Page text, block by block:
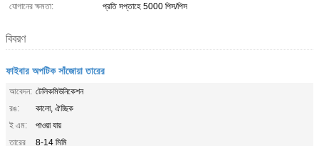
যোগানের ক্ষমতা:
প্রতি সপ্তাহে 5000 পিস/পিস
বিবরণ
ফাইবার অপটিক সাঁজোয়া তারের
আবেদন: টেলিকমিউনিকেশন
রঙ:
কালো, ঐচ্ছিক
ই এম:
পাওয়া যায়
তারের
8-14 মিমি